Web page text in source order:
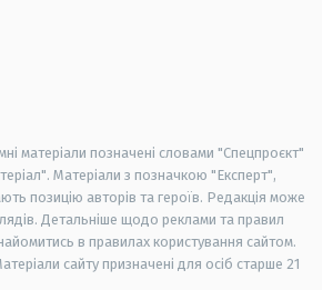
матеріали позначені словами "Спецпроєкт"
Матеріали з позначкою "Експерт",
позицію авторів та героїв. Редакція може
Детальніше щодо реклами та правил
в правилах користування сайтом.
сайту призначені для осіб старше 21